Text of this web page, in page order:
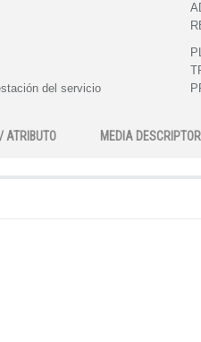
del servicio
ATRIBUTO MEDIA